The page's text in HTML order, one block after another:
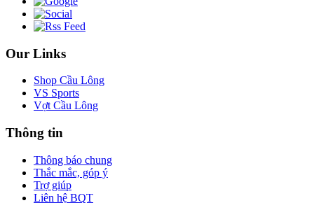
Our Links
Shop Cầu Lông
VS Sports
Vợt Cầu Lông
Thông tin
Thông báo chung
Thắc mắc, góp ý
Trợ giúp
Liên hệ BQT